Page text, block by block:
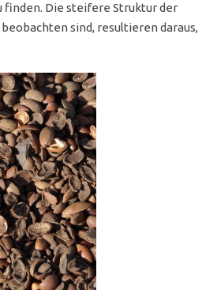
Die steifere Struktur der
sind, resultieren daraus,